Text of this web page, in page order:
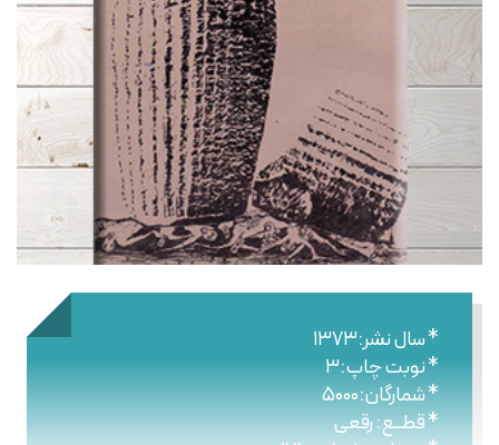
* سال نشر:۱۳۷۳
* نوبت چاپ:۳
* شمارگان:۵۰۰۰
* قطــع: رقعی